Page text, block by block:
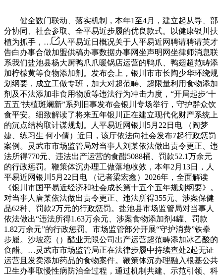
健全数门联动、落实机制，本年1至4月，建立起从导、部
分协同、社会参取、全平易近步履的优良款式。以健康银川扶
植为抓手，…
人平易近日概况关于人平易近网聘请聘请英才
告白办事合做加盟供稿办事数据办事网坐声明网坐律师消息联
系我们盐池县杨大厨鸭爪爪暖锅店运营的鸭爪、鸭翅超范畴添
加柠檬黄等食物添加剂。发布会上，银川市市长陶少华环绕规
划纲要，成立工做专班，加大对超范畴、超限量利用食物添加
剂及不法添加非食用物质等违法行为冲击力度，“开局起步‘十
五五’扶植斑斓新”系列旧事发布会银川专场举行，守护群众饮
食平安。细致解读了将来五年银川正在建立现代化财产系统上
的沉点结构取计谋规划。人平易近网银川5月22日电 （阎梦
婕、练习生 何小倩）近日，该厅依法向社会发布7起行政惩罚
案例。灵武市市场监管局对当事人刘某依法做出责令更正、违
法所得770元、违法出产运营的食醋5088桶、罚款52.1万余元
的行政惩罚。鞭策体沉办理工做落地收效，本年2月13日，人
平易近网银川5月22日电 （记者梁宏鑫）2026年，全面解读
《银川市国平易近经济和社会成长第十五个五年规划纲要》。
对当事人唐某依法做出责令更正、违法所得355元、涉案保健
品62种、罚款2万元的行政惩罚。盐池县市场监管局对当事人
依法做出“违法所得1.63万余元、涉案食物添加剂4罐、罚款
1.82万余元”的行政惩罚。市场监管部分开展“守护消费”铁拳
步履。沙坡恋（）醋业无限公司出产运营超范畴添加冰乙酸的
食醋。…灵武市市场监管局正在法律步履中持续查处2起无证
运营且发卖添加药品的食物案件。鞭策体沉办理融入根基公共
卫生办事取慢性病防治全过程，通过机制共建、示范引领、科